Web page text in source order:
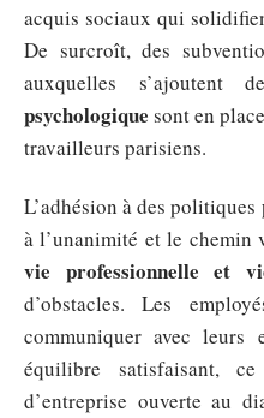
acquis sociaux qui
De surcroît, des
auxquelles s’ajoutent
psychologique sont en
travailleurs parisiens.
L’adhésion à des politiques
à l’unanimité et le chemin
vie professionnelle et
d’obstacles. Les
communiquer avec leurs
équilibre satisfaisant,
d’entreprise ouverte au